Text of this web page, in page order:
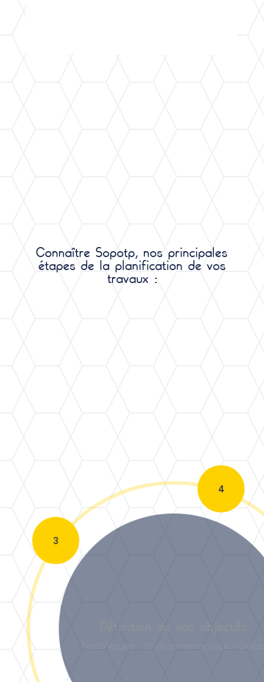
Connaître Sopotp, nos principales
étapes de la planification de vos
travaux :
2
3